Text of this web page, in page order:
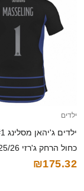
ילדים
קצרה
₪175.32